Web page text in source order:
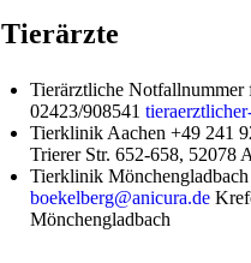
Tierärzte
Tierärztliche Notfallnummer
02423/908541
Tierklinik Aachen +49 241
Trierer Str. 652-658, 52078
Tierklinik
boekelberg@anicura.de
Mönchengladbach